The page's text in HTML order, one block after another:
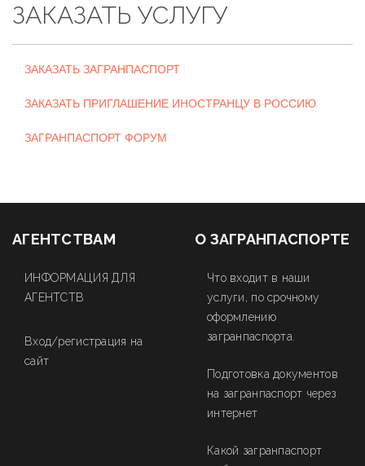
ЗАКАЗАТЬ УСЛУГУ
ЗАКАЗАТЬ ЗАГРАНПАСПОРТ
ЗАКАЗАТЬ ПРИГЛАШЕНИЕ ИНОСТРАНЦУ В РОССИЮ
ЗАГРАНПАСПОРТ ФОРУМ
АГЕНТСТВАМ
ИНФОРМАЦИЯ ДЛЯ
АГЕНТСТВ
Вход/регистрация на
сайт
О ЗАГРАНПАСПОРТЕ
Что входит в наши
услуги, по срочному
оформлению
загранпаспорта.
Подготовка документов
на загранпаспорт через
интернет
Какой загранпаспорт